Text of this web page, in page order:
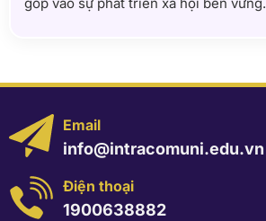
Email
info@intracomuni.edu.vn
Điện thoại
1900638882